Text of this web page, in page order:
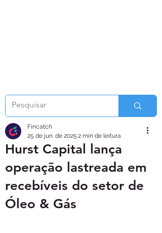
Hurst Capital lança
operação lastreada em
recebíveis do setor de
Óleo & Gás
Fincatch
25 de jun. de 2025 2 min de leitura